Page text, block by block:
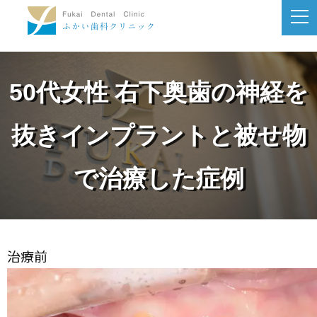
50代女性 右下奥歯の神経を
抜きインプラントと被せ物
で治療した症例
治療前